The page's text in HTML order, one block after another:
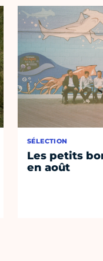
SÉLECTION
Les petits
en août